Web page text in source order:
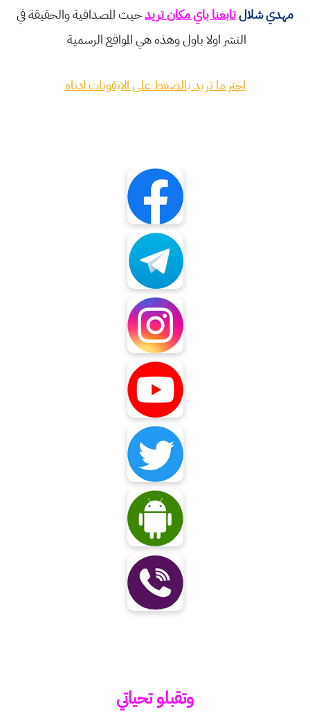
مهدي شلالتابعنا باي مكان تريدحيث المصداقية والحقيقة في
النشر اولا باول وهذه هي المواقع الرسمية
اختر ما تريد بالضغط على الايقونات ادناه
وتقبلو تحياتي